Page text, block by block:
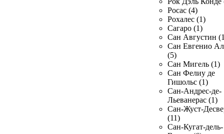
Росас (4)
Рохалес (1)
Сагаро (1)
Сан Августин
Сан Евгенио
(5)
Сан Мигель (1)
Сан Фелиу де
Гишольс (1)
Сан-Андрес-де-
Льеванерас (1)
Сан-Жуст-
(11)
Сан-Кугат-дель-